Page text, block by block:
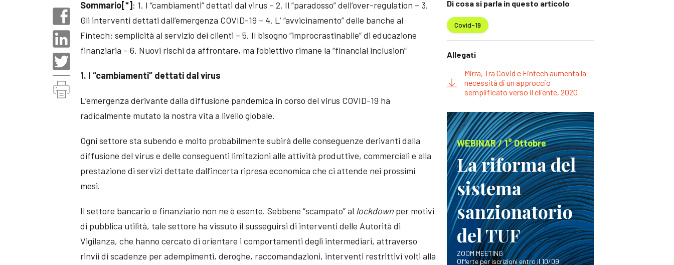
Sommario[*] : 1. I “cambiamenti” dettati dal virus – 2. Il “paradosso” dell’over-regulation – 3.
Gli interventi dettati dall’emergenza COVID-19 – 4. L’ “avvicinamento” delle banche al
Fintech: semplicità al servizio dei clienti – 5. Il bisogno “improcrastinabile” di educazione
finanziaria – 6. Nuovi rischi da affrontare, ma l’obiettivo rimane la “financial inclusion”
1. I “cambiamenti” dettati dal virus
L’emergenza derivante dalla diffusione pandemica in corso del virus COVID-19 ha
radicalmente mutato la nostra vita a livello globale.
Ogni settore sta subendo e molto probabilmente subirà delle conseguenze derivanti dalla
diffusione del virus e delle conseguenti limitazioni alle attività produttive, commerciali e alla
prestazione di servizi dettate dall’incerta ripresa economica che ci attende nei prossimi
mesi.
Il settore bancario e finanziario non ne è esente. Sebbene “scampato” al lockdown per motivi
di pubblica utilità, tale settore ha vissuto il susseguirsi di interventi delle Autorità di
Vigilanza, che hanno cercato di orientare i comportamenti degli intermediari, attraverso
rinvii di scadenze per adempimenti, deroghe, raccomandazioni, interventi restrittivi volti alla
Di cosa si parla in questo articolo
Covid-19
Allegati
Mirra, Tra Covid e Fintech aumenta la
necessità di un approccio
semplificato verso il cliente, 2020
WEBINAR / 1° Ottobre
La riforma del
sistema
sanzionatorio
del TUF
ZOOM MEETING
Offerte per iscrizioni entro il 10/09